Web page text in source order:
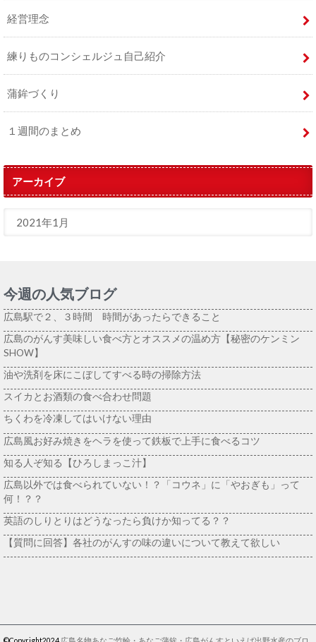
経営理念
練りものコンシェルジュ自己紹介
蒲鉾づくり
１週間のまとめ
アーカイブ
今週の人気ブログ
広島駅で２、３時間 時間があったらできること
広島のがんす美味しい食べ方とオススメの温め方【秘密のケンミン
SHOW】
油や洗剤を床にこぼしてすべる時の掃除方法
スイカとお酒類の食べ合わせ問題
ちくわを冷凍してはいけない理由
広島風お好み焼きをヘラを使って鉄板で上手に食べるコツ
知る人ぞ知る【ひろしまっこ汁】
広島以外では食べられていない！？「コウネ」に「やおぎも」って
何！？？
英語のしりとりはどうなったら負けか知ってる？？
【質問に回答】各社のがんすの味の違いについて教えて欲しい